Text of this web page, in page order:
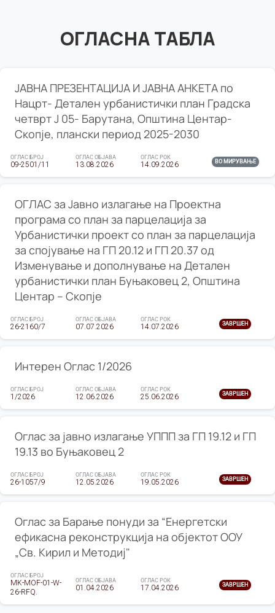
ОГЛАСНА ТАБЛА
ЈАВНА ПРЕЗЕНТАЦИЈА И ЈАВНА АНКЕТА по
Нацрт- Детален урбанистички план Градска
четврт Ј 05- Барутана, Општина Центар-
Скопје, плански период 2025-2030
ОГЛАС БРОЈ
09-2501/11
ОГЛАС ОБЈАВА
13.08.2026
ОГЛАС РОК
14.09.2026 ВО МИРУВАЊЕ
ОГЛАС за Јавно излагање на Проектна
програма со план за парцелација за
Урбанистички проект со план за парцелација
за спојување на ГП 20.12 и ГП 20.37 од
Изменување и дополнување на Детален
урбанистички план Буњаковец 2, Општина
Центар – Скопје
ОГЛАС БРОЈ
26-2160/7
ОГЛАС ОБЈАВА
07.07.2026
ОГЛАС РОК
14.07.2026 ЗАВРШЕН
Интерен Оглас 1/2026
ОГЛАС БРОЈ
1/2026
ОГЛАС ОБЈАВА
12.06.2026
ОГЛАС РОК
25.06.2026 ЗАВРШЕН
Оглас за јавно излагање УППП за ГП 19.12 и ГП
19.13 во Буњаковец 2
ОГЛАС БРОЈ
26-1057/9
ОГЛАС ОБЈАВА
12.05.2026
ОГЛАС РОК
19.05.2026 ЗАВРШЕН
Оглас за Барање понуди за “Енергетски
ефикасна реконструкција на објектот ООУ
„Св. Кирил и Методиј"
ОГЛАС БРОЈ
MK-MOF-01-W-
26-RFQ.
ОГЛАС ОБЈАВА
01.04.2026
ОГЛАС РОК
17.04.2026 ЗАВРШЕН